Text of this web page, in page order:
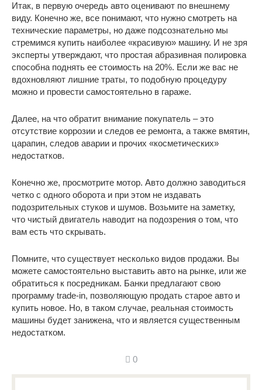
Итак, в первую очередь авто оценивают по внешнему
виду. Конечно же, все понимают, что нужно смотреть на
технические параметры, но даже подсознательно мы
стремимся купить наиболее «красивую» машину. И не зря
эксперты утверждают, что простая абразивная полировка
способна поднять ее стоимость на 20%. Если же вас не
вдохновляют лишние траты, то подобную процедуру
можно и провести самостоятельно в гараже.
Далее, на что обратит внимание покупатель – это
отсутствие коррозии и следов ее ремонта, а также вмятин,
царапин, следов аварии и прочих «косметических»
недостатков.
Конечно же, просмотрите мотор. Авто должно заводиться
четко с одного оборота и при этом не издавать
подозрительных стуков и шумов. Возьмите на заметку,
что чистый двигатель наводит на подозрения о том, что
вам есть что скрывать.
Помните, что существует несколько видов продажи. Вы
можете самостоятельно выставить авто на рынке, или же
обратиться к посредникам. Банки предлагают свою
программу trade-in, позволяющую продать старое авто и
купить новое. Но, в таком случае, реальная стоимость
машины будет занижена, что и является существенным
недостатком.
0